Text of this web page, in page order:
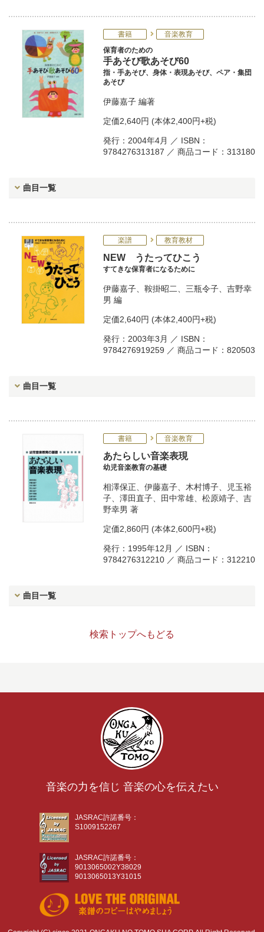
書籍
音楽教育
保育者のための
手あそび歌あそび60
指・手あそび、身体・表現あそび、ペア・集団
あそび
伊藤嘉子 編著
定価2,640円 (本体2,400円+税)
発行：2004年4月 ／ ISBN：
9784276313187 ／ 商品コード：313180
曲目一覧
楽譜 教育教材
NEW うたってひこう
すてきな保育者になるために
伊藤嘉子 鞍掛昭二 三瓶令子
吉野幸
男 編
定価2,640円 (本体2,400円+税)
発行：2003年3月 ／ ISBN：
9784276919259 ／ 商品コード：820503
曲目一覧
書籍 音楽教育
あたらしい音楽表現
幼児音楽教育の基礎
相澤保正 伊藤嘉子 木村博子
児玉裕
子
澤田直子 田中常雄 松原靖子
吉
野幸男 著
定価2,860円 (本体2,600円+税)
発行：1995年12月 ／ ISBN：
9784276312210 ／ 商品コード：312210
曲目一覧
検索トップへもどる
音楽の力を信じ 音楽の心を伝えたい
JASRAC許諾番号：
S1009152267
JASRAC許諾番号：
9013065002Y38029
9013065013Y31015